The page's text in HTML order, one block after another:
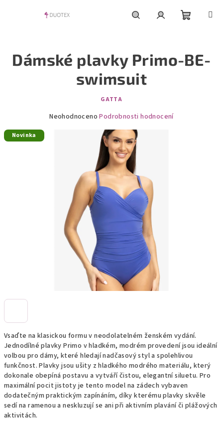
košík
Vsaďte na klasickou formu v neodolatelném ženském vydání.
Jednodílné plavky Primo v hladkém, modrém provedení jsou ideální
volbou pro dámy, které hledají nadčasový styl a spolehlivou
funkčnost. Plavky jsou ušity z hladkého modrého materiálu, který
dokonale obepíná postavu a vytváří čistou, elegantní siluetu. Pro
maximální pocit jistoty je tento model na zádech vybaven
dodatečným praktickým zapínáním, díky kterému plavky skvěle
sedí na ramenou a neskluzují se ani při aktivním plavání či plážových
aktivitách.
Dámské plavky Primo-BE-
swimsuit
GATTA
Průměrné
hvězdiček.
Neohodnoceno Podrobnosti hodnocení
Novinka